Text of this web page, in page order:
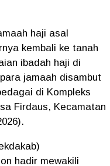
haji asal
kembali ke tanah
ibadah haji di
jamaah disambut
di Kompleks
Firdaus, Kecamatan
hadir mewakili